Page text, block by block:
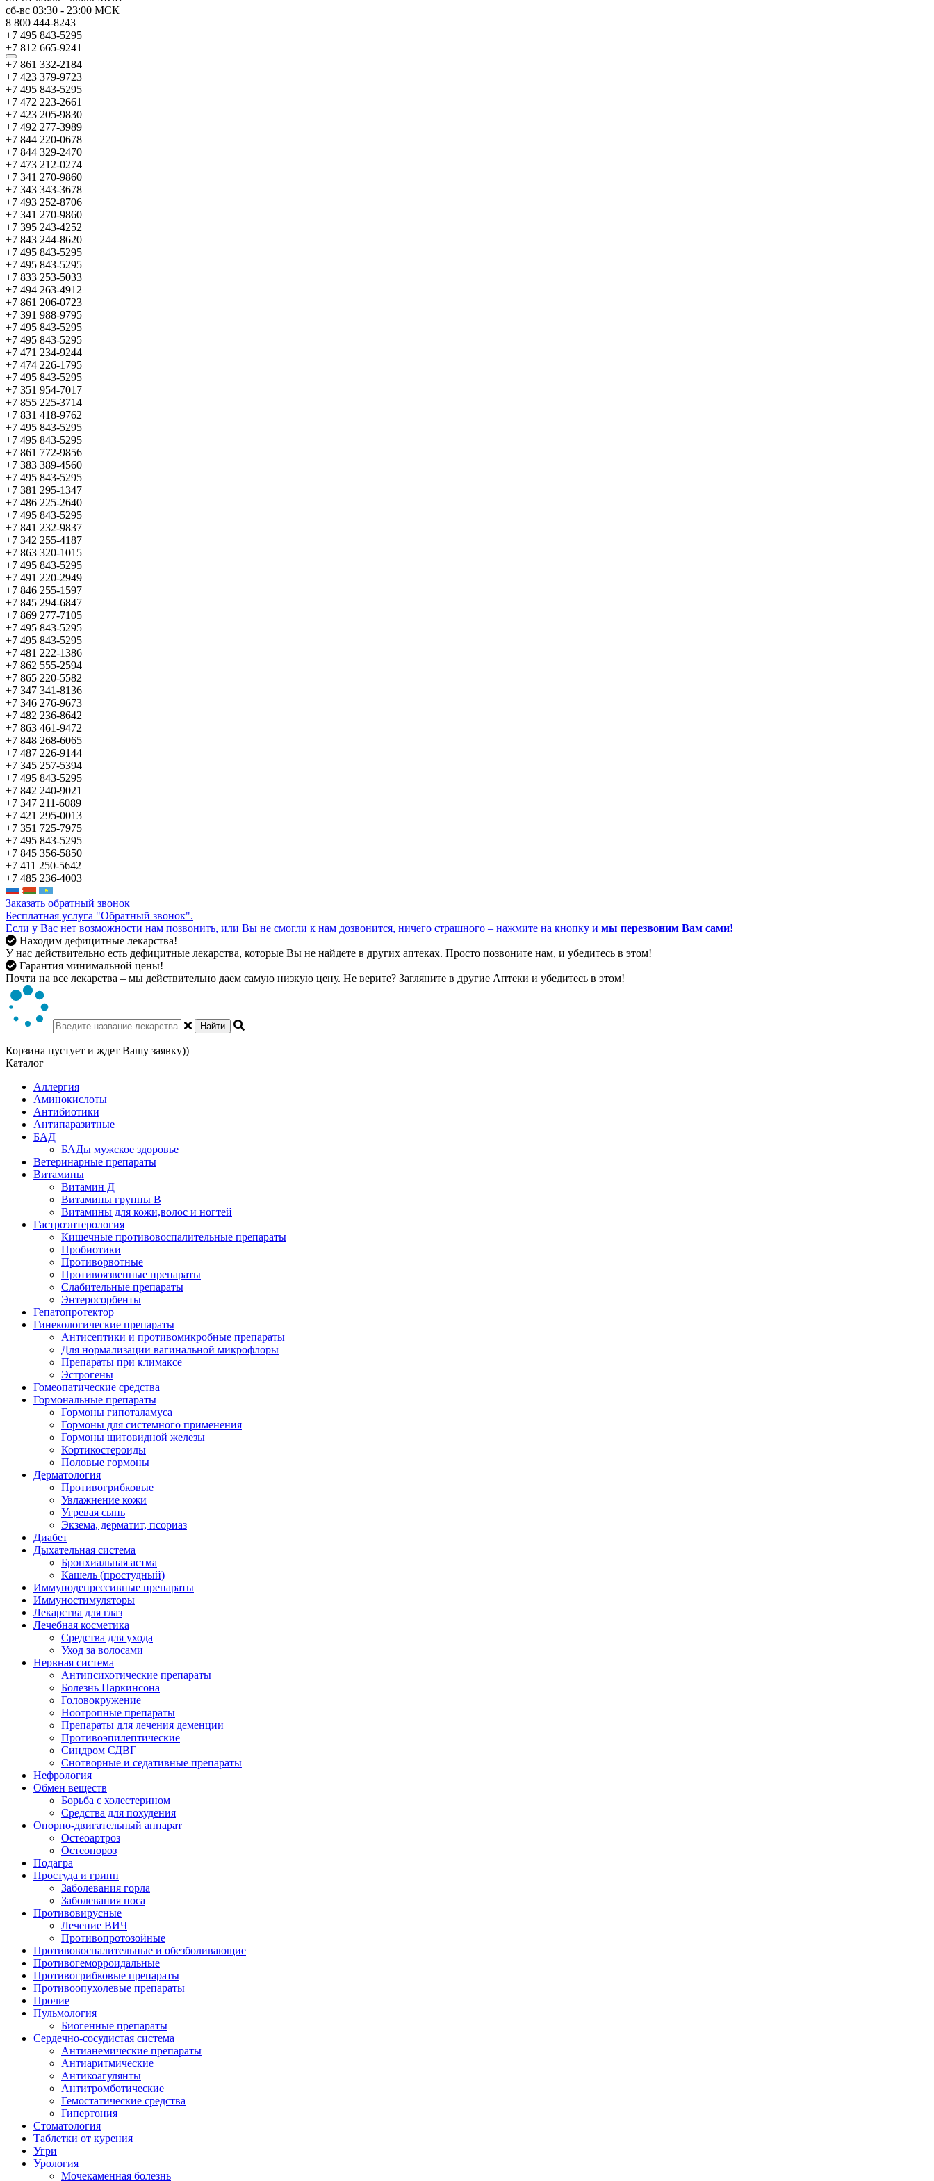
сб-вс 03:30 - 23:00 МСК
8 800 444-8243
+7 495 843-5295
+7 812 665-9241
+7 861 332-2184
+7 423 379-9723
+7 495 843-5295
+7 472 223-2661
+7 423 205-9830
+7 492 277-3989
+7 844 220-0678
+7 844 329-2470
+7 473 212-0274
+7 341 270-9860
+7 343 343-3678
+7 493 252-8706
+7 341 270-9860
+7 395 243-4252
+7 843 244-8620
+7 495 843-5295
+7 495 843-5295
+7 833 253-5033
+7 494 263-4912
+7 861 206-0723
+7 391 988-9795
+7 495 843-5295
+7 495 843-5295
+7 471 234-9244
+7 474 226-1795
+7 495 843-5295
+7 351 954-7017
+7 855 225-3714
+7 831 418-9762
+7 495 843-5295
+7 495 843-5295
+7 861 772-9856
+7 383 389-4560
+7 495 843-5295
+7 381 295-1347
+7 486 225-2640
+7 495 843-5295
+7 841 232-9837
+7 342 255-4187
+7 863 320-1015
+7 495 843-5295
+7 491 220-2949
+7 846 255-1597
+7 845 294-6847
+7 869 277-7105
+7 495 843-5295
+7 495 843-5295
+7 481 222-1386
+7 862 555-2594
+7 865 220-5582
+7 347 341-8136
+7 346 276-9673
+7 482 236-8642
+7 863 461-9472
+7 848 268-6065
+7 487 226-9144
+7 345 257-5394
+7 495 843-5295
+7 842 240-9021
+7 347 211-6089
+7 421 295-0013
+7 351 725-7975
+7 495 843-5295
+7 845 356-5850
+7 411 250-5642
+7 485 236-4003
Заказать обратный звонок
Бесплатная услуга "Обратный звонок".
Если у Вас нет возможности нам позвонить, или Вы не смогли к нам дозвонится, ничего страшного – нажмите на кнопку и мы перезвоним Вам сами!
Находим дефицитные лекарства!
У нас действительно есть дефицитные лекарства, которые Вы не найдете в других аптеках. Просто позвоните нам, и убедитесь в этом!
Гарантия минимальной цены!
Почти на все лекарства – мы действительно даем самую низкую цену. Не верите? Загляните в другие Аптеки и убедитесь в этом!
Найти
Корзина пустует и ждет Вашу заявку))
Каталог
Аллергия
Аминокислоты
Антибиотики
Антипаразитные
БАД
БАДы мужское здоровье
Ветеринарные препараты
Витамины
Витамин Д
Витамины группы В
Витамины для кожи,волос и ногтей
Гастроэнтерология
Кишечные противовоспалительные препараты
Пробиотики
Противорвотные
Противоязвенные препараты
Слабительные препараты
Энтеросорбенты
Гепатопротектор
Гинекологические препараты
Антисептики и противомикробные препараты
Для нормализации вагинальной микрофлоры
Препараты при климаксе
Эстрогены
Гомеопатические средства
Гормональные препараты
Гормоны гипоталамуса
Гормоны для системного применения
Гормоны щитовидной железы
Кортикостероиды
Половые гормоны
Дерматология
Противогрибковые
Увлажнение кожи
Угревая сыпь
Экзема, дерматит, псориаз
Диабет
Дыхательная система
Бронхиальная астма
Кашель (простудный)
Иммунодепрессивные препараты
Иммуностимуляторы
Лекарства для глаз
Лечебная косметика
Средства для ухода
Уход за волосами
Нервная система
Антипсихотические препараты
Болезнь Паркинсона
Головокружение
Ноотропные препараты
Препараты для лечения деменции
Противоэпилептические
Синдром СДВГ
Снотворные и седативные препараты
Нефрология
Обмен веществ
Борьба с холестерином
Средства для похудения
Опорно-двигательный аппарат
Остеоартроз
Остеопороз
Подагра
Простуда и грипп
Заболевания горла
Заболевания носа
Противовирусные
Лечение ВИЧ
Противопротозойные
Противовоспалительные и обезболивающие
Противогеморроидальные
Противогрибковые препараты
Противоопухолевые препараты
Прочие
Пульмология
Биогенные препараты
Сердечно-сосудистая система
Антианемические препараты
Антиаритмические
Антикоагулянты
Антитромботические
Гемостатические средства
Гипертония
Стоматология
Таблетки от курения
Угри
Урология
Мочекаменная болезнь